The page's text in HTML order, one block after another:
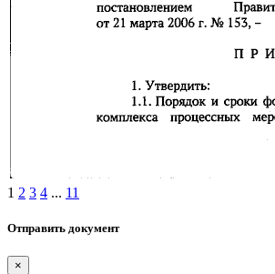
1 2 3 4 ... 11
Отправить документ
×